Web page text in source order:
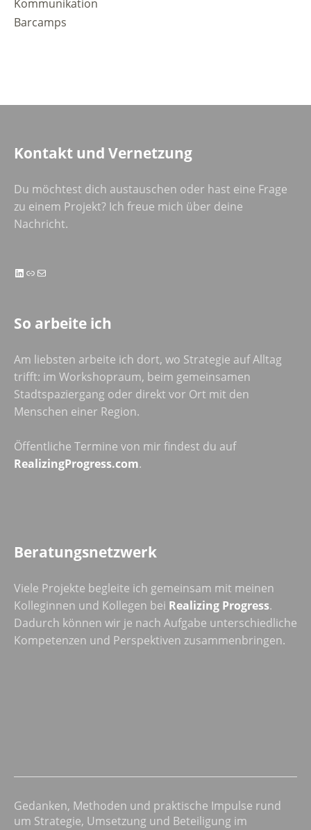
Kommunikation
Barcamps
Kontakt und Vernetzung
Du möchtest dich austauschen oder hast eine Frage
zu einem Projekt? Ich freue mich über deine
Nachricht.
LinkedIn
LinkE-Mail
So arbeite ich
Am liebsten arbeite ich dort, wo Strategie auf Alltag
trifft: im Workshopraum, beim gemeinsamen
Stadtspaziergang oder direkt vor Ort mit den
Menschen einer Region.
Öffentliche Termine von mir findest du auf
RealizingProgress.com.
Beratungsnetzwerk
Viele Projekte begleite ich gemeinsam mit meinen
Kolleginnen und Kollegen bei Realizing Progress.
Dadurch können wir je nach Aufgabe unterschiedliche
Kompetenzen und Perspektiven zusammenbringen.
Gedanken, Methoden und praktische Impulse rund
um Strategie, Umsetzung und Beteiligung im